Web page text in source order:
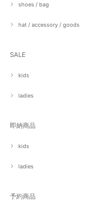
shoes / bag
hat / accessory / goods
SALE
kids
ladies
即納商品
kids
ladies
予約商品